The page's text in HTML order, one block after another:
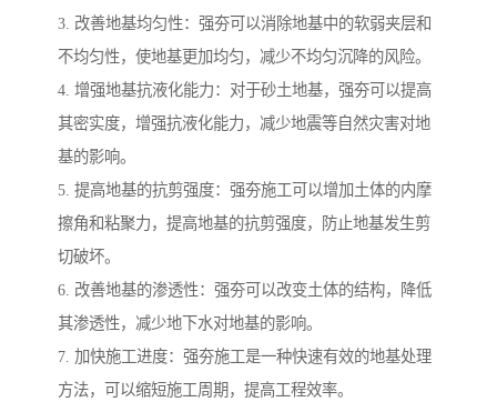
3. 改善地基均匀性：强夯可以消除地基中的软弱夹层和
不均匀性，使地基更加均匀，减少不均匀沉降的风险。
4. 增强地基抗液化能力：对于砂土地基，强夯可以提高
其密实度，增强抗液化能力，减少地震等自然灾害对地
基的影响。
5. 提高地基的抗剪强度：强夯施工可以增加土体的内摩
擦角和粘聚力，提高地基的抗剪强度，防止地基发生剪
切破坏。
6. 改善地基的渗透性：强夯可以改变土体的结构，降低
其渗透性，减少地下水对地基的影响。
7. 加快施工进度：强夯施工是一种快速有效的地基处理
方法，可以缩短施工周期，提高工程效率。